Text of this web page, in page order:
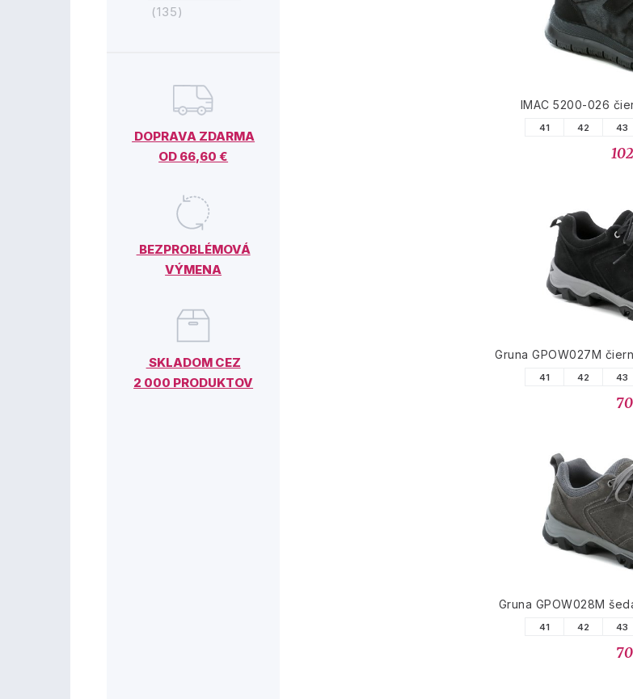
(135)
DOPRAVA ZDARMA
OD 66,60 €
BEZPROBLÉMOVÁ
VÝMENA
SKLADOM CEZ
2 000 PRODUKTOV
IMAC 5200-026
41 42 43
Gruna GPOW027M
41 42 43
Gruna GPOW028M
41 42 43